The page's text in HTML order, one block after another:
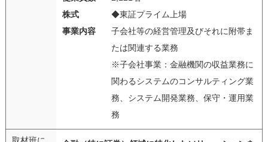
株式
◆東証プライム上場
事業内容
子会社等の経営管理及びそれに附帯ま
たは関連する業務
※子会社事業：金融機関の収益業務に
関わるシステムのコンサルティング業
務、システム開発業務、保守・運用業
務
取材班に